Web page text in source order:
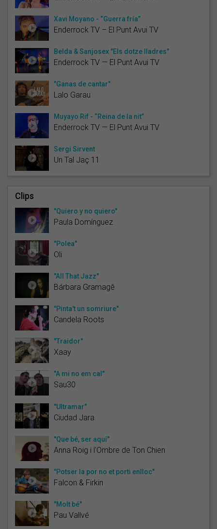
Xavi Moyano - “Guerra fría”
Enderrock TV – El Punt Avui TV
Belda & Sanjosex "Els dotze lladres"
Enderrock TV — El Punt Avui TV
"Ganas de cantar"
Lalo Garau
Muyayo Rif - “Reina de la nit”
Enderrock TV — El Punt Avui TV
Sergi Sirvent
Un Tal Jaç 11
Clips
"Quiero y no quiero"
Paula Domínguez
"Polea"
Oli
"All That Jazz"
Bárbara Gramagê
"Pinta't un somriure"
Candela Roots
"Traidor"
Xaay
"A mi no em cal"
Sau30
"Ultramar"
Ciudad Jara
"Que bé, ser aquí"
Anna Roig i l'Ombre de Ton Chien
"Potser la por no et porti enlloc"
Falcon & Firkin
"Molt bé"
Pau Vallvé